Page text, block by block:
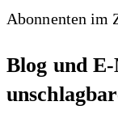
Abonnenten im
Blog und